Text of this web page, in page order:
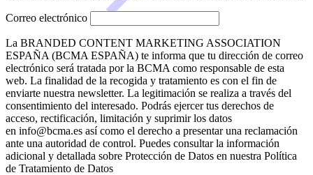
Correo electrónico
La BRANDED CONTENT MARKETING ASSOCIATION
ESPAÑA (BCMA ESPAÑA) te informa que tu dirección de correo
electrónico será tratada por la BCMA como responsable de esta
web. La finalidad de la recogida y tratamiento es con el fin de
enviarte nuestra newsletter. La legitimación se realiza a través del
consentimiento del interesado. Podrás ejercer tus derechos de
acceso, rectificación, limitación y suprimir los datos
en info@bcma.es así como el derecho a presentar una reclamación
ante una autoridad de control. Puedes consultar la información
adicional y detallada sobre Protección de Datos en nuestra Política
de Tratamiento de Datos